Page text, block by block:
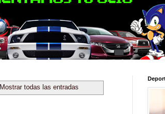
Mostrar todas las entradas